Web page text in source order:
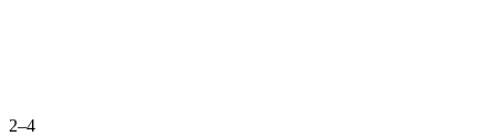
2–4